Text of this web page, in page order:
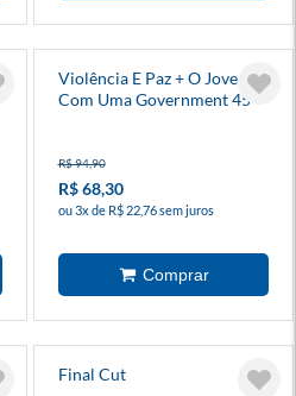
Violência E Paz + O Jovem
Com Uma Government 45
R$ 94,90
R$ 68,30
ou 3x de R$ 22,76 sem juros
Final Cut